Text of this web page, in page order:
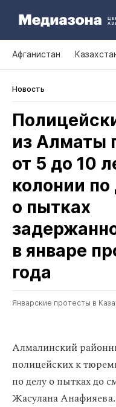
Афганистан
Новость
из Алматы
от 5 до 10
колонии по
о пытках
в январе
года
Январские протесты в
Алмалинский
полицейских к
по делу о пытках до
Жасулана